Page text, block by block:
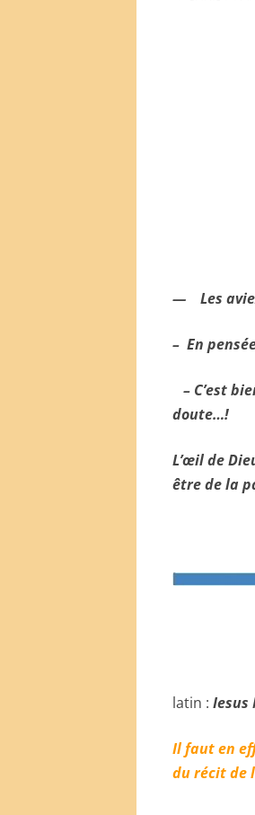
— Les
– En
– C’est
doute…!
L’œil de
être de la
latin : Iesus
Il faut en
du récit de